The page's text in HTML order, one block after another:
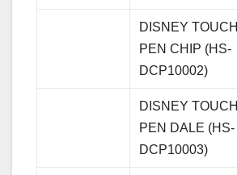
DISNEY TOUCH
PEN CHIP (HS-
DCP10002)
DISNEY TOUCH
PEN DALE (HS-
DCP10003)